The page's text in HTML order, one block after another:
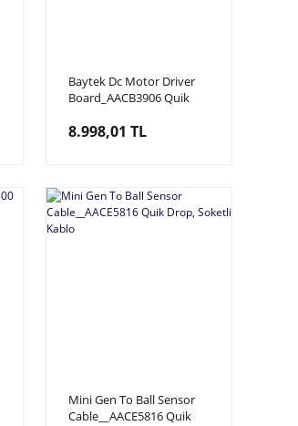
Baytek Dc Motor Driver
Board_AACB3906 Quik
8.998,01 TL
Mini Gen To Ball Sensor
Cable__AACE5816 Quik